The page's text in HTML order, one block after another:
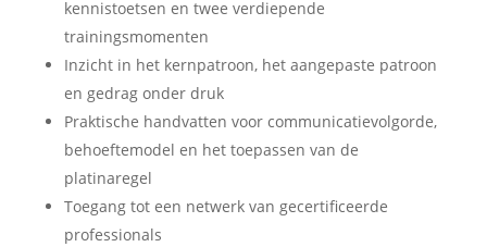
kennistoetsen en twee verdiepende
trainingsmomenten
Inzicht in het kernpatroon, het aangepaste patroon
en gedrag onder druk
Praktische handvatten voor communicatievolgorde,
behoeftemodel en het toepassen van de
platinaregel
Toegang tot een netwerk van gecertificeerde
professionals